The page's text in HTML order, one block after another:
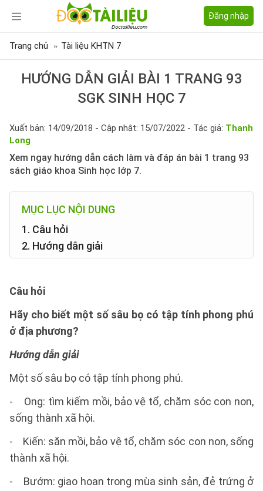
Đăng nhập
Trang chủ Tài liệu KHTN 7
HƯỚNG DẪN GIẢI BÀI 1 TRANG 93
SGK SINH HỌC 7
Xuất bản: 14/09/2018 - Cập nhật: 15/07/2022 - Tác giả: Thanh
Long
Xem ngay hướng dẫn cách làm và đáp án bài 1 trang 93
sách giáo khoa Sinh học lớp 7.
MỤC LỤC NỘI DUNG
1. Câu hỏi
2. Hướng dẫn giải
Câu hỏi
Hãy cho biết một số sâu bọ có tập tính phong phú
ở địa phương?
Hướng dẫn giải
Một số sâu bọ có tập tính phong phú.
- Ong: tìm kiếm mồi, bảo vệ tổ, chăm sóc con non,
sống thành xã hội.
- Kiến: săn mồi, bảo vệ tổ, chăm sóc con non, sống
thành xã hội.
- Bướm: giao hoan trong mùa sinh sản, đẻ trứng ở